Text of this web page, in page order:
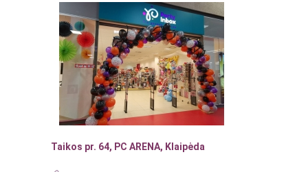
Taikos pr. 64, PC ARENA, Klaipėda